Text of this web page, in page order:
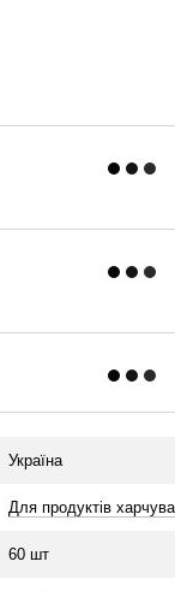
Україна
Для продуктів
60 шт